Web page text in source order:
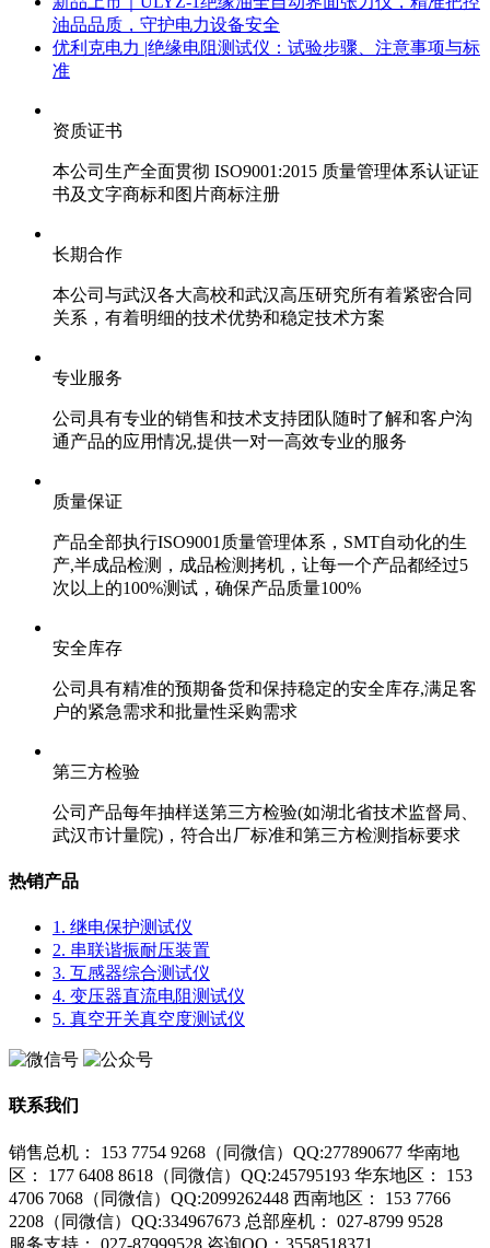
油品品质，守护电力设备安全
优利克电力 |绝缘电阻测试仪：试验步骤、注意事项与标
准​
资质证书
本公司生产全面贯彻 ISO9001:2015 质量管理体系认证证
书及文字商标和图片商标注册
长期合作
本公司与武汉各大高校和武汉高压研究所有着紧密合同
关系，有着明细的技术优势和稳定技术方案
专业服务
公司具有专业的销售和技术支持团队随时了解和客户沟
通产品的应用情况,提供一对一高效专业的服务
质量保证
产品全部执行ISO9001质量管理体系，SMT自动化的生
产,半成品检测，成品检测拷机，让每一个产品都经过5
次以上的100%测试，确保产品质量100%
安全库存
公司具有精准的预期备货和保持稳定的安全库存,满足客
户的紧急需求和批量性采购需求
第三方检验
公司产品每年抽样送第三方检验(如湖北省技术监督局、
武汉市计量院)，符合出厂标准和第三方检测指标要求
热销产品
1. 继电保护测试仪
2. 串联谐振耐压装置
3. 互感器综合测试仪
4. 变压器直流电阻测试仪
5. 真空开关真空度测试仪
联系我们
销售总机： 153 7754 9268（同微信）QQ:277890677 华南地
区： 177 6408 8618（同微信）QQ:245795193 华东地区： 153
4706 7068（同微信）QQ:2099262448 西南地区： 153 7766
2208（同微信）QQ:334967673 总部座机： 027-8799 9528
服务支持：
027-87999528 咨询QQ：3558518371